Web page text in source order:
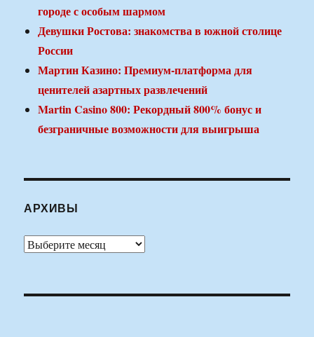
городе с особым шармом
Девушки Ростова: знакомства в южной столице
России
Мартин Казино: Премиум-платформа для
ценителей азартных развлечений
Martin Casino 800: Рекордный 800% бонус и
безграничные возможности для выигрыша
АРХИВЫ
Архивы